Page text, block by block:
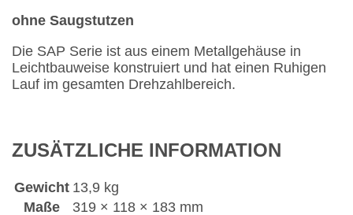
ohne Saugstutzen
Die SAP Serie ist aus einem Metallgehäuse in
Leichtbauweise konstruiert und hat einen Ruhigen
Lauf im gesamten Drehzahlbereich.
ZUSÄTZLICHE INFORMATION
Gewicht 13,9 kg
Maße
319 × 118 × 183 mm